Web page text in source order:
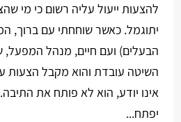
להצעות ייעול עליה רשום כי מי
יתוגמל. כאשר שוחחתי עם ברוך,
הבעלים) ועם חיים, מנהל המפעל,
השיטה עובדת והוא מקבל הצעות
אינו יודע, הוא לא פותח את
יפתח...